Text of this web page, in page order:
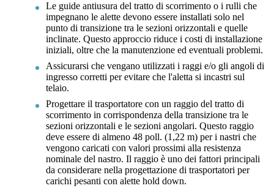
Le guide antiusura del tratto di scorrimento o i rulli che
impegnano le alette devono essere installati solo nel
punto di transizione tra le sezioni orizzontali e quelle
inclinate. Questo approccio riduce i costi di installazione
iniziali, oltre che la manutenzione ed eventuali problemi.
Assicurarsi che vengano utilizzati i raggi e/o gli angoli di
ingresso corretti per evitare che l'aletta si incastri sul
telaio.
Progettare il trasportatore con un raggio del tratto di
scorrimento in corrispondenza della transizione tra le
sezioni orizzontali e le sezioni angolari. Questo raggio
deve essere di almeno 48 poll. (1,22 m) per i nastri che
vengono caricati con valori prossimi alla resistenza
nominale del nastro. Il raggio è uno dei fattori principali
da considerare nella progettazione di trasportatori per
carichi pesanti con alette hold down.